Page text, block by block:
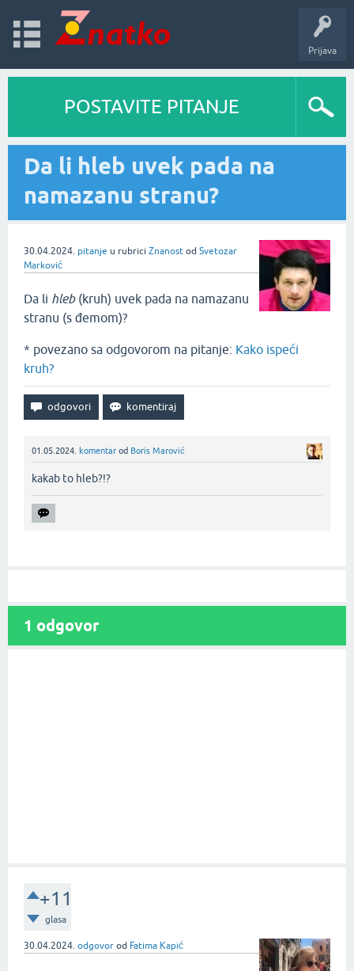
Prijava
POSTAVITE PITANJE
Da li hleb uvek pada na
namazanu stranu?
30.04.2024. pitanje u rubrici Znanost od Svetozar
Marković
Da li hleb(kruh) uvek pada na namazanu
stranu (s đemom)?
* povezano sa odgovorom na pitanje: Kako ispeći
kruh?
01.05.2024. komentar od Boris Marović
kakab to hleb?!?‌
1 odgovor
+11
glasa
30.04.2024. odgovor od Fatima Kapić